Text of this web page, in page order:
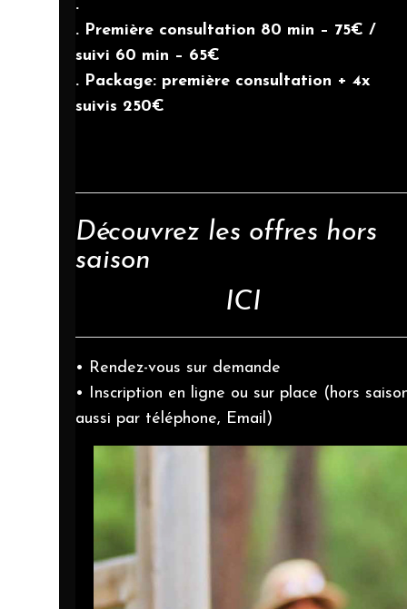
.
. Première consultation 80 min – 75€ /
suivi 60 min – 65€
. Package: première consultation + 4x
suivis 250€
Découvrez les offres hors
saison
ICI
• Rendez-vous sur demande
• Inscription en ligne ou sur place (hors
aussi par téléphone, Email)